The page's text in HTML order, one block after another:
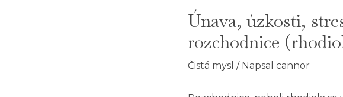
Únava, úzkosti,
rozchodnice
Čistá mysl / Napsal cannor